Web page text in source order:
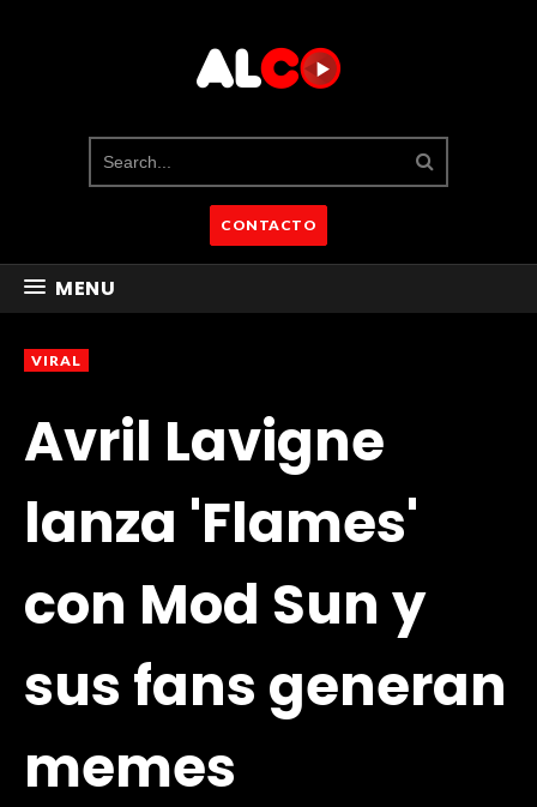
CONTACTO
MENU
VIRAL
Avril Lavigne
lanza 'Flames'
con Mod Sun y
sus fans generan
memes